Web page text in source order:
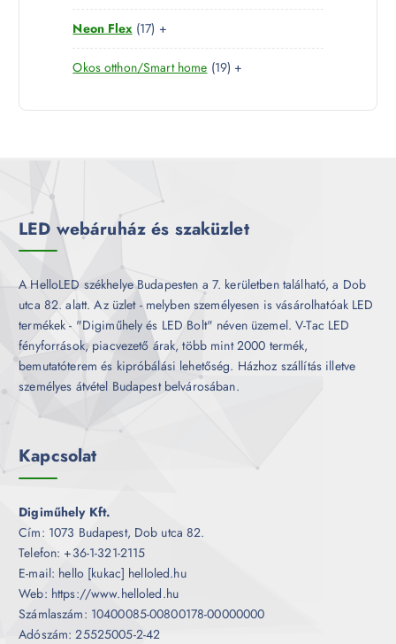
k
m
k
e
m
0
e
r
é
Neon Flex 171
7
t
r
+
Okos otthon/Smart home 191
t
+
LED webáruház és szaküzlet
A HelloLED székhelye Budapesten a 7. kerületben található, a Dob
utca 82. alatt. Az üzlet - melyben személyesen is vásárolhatóak LED
termékek - "Digiműhely és LED Bolt" néven üzemel. V-Tac LED
fényforrások, piacvezető árak, több mint 2000 termék,
bemutatóterem és kipróbálási lehetőség. Házhoz szállítás illetve
személyes átvétel Budapest belvárosában.
Kapcsolat
Digiműhely Kft.
Cím: 1073 Budapest, Dob utca 82.
Telefon: +36-1-321-2115
E-mail: hello [kukac] helloled.hu
Web: https://www.helloled.hu
Számlaszám: 10400085-00800178-00000000
Adószám: 25525005-2-42